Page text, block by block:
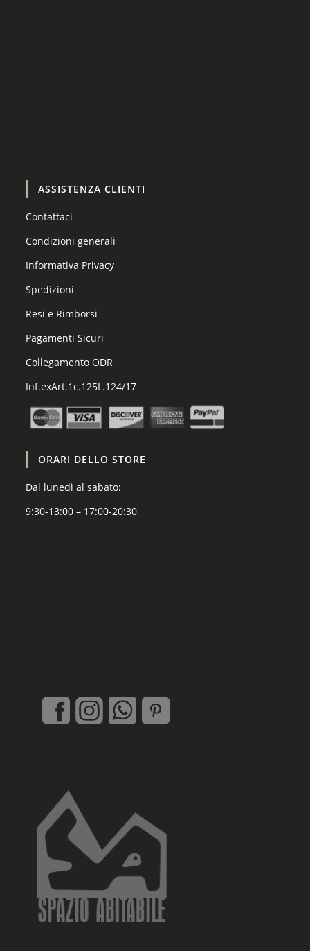
ASSISTENZA CLIENTI
Contattaci
Condizioni generali
Informativa Privacy
Spedizioni
Resi e Rimborsi
Pagamenti Sicuri
Collegamento ODR
Inf.exArt.1c.125L.124/17
ORARI DELLO STORE
Dal lunedì al sabato:
9:30-13:00 – 17:00-20:30